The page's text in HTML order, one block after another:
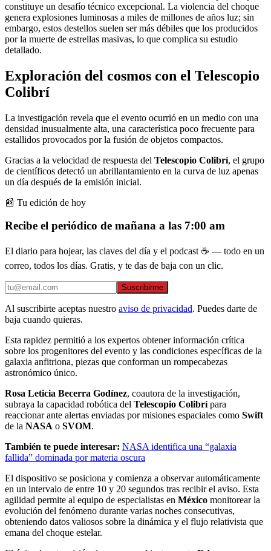
constituye un desafío técnico excepcional. La violencia del choque
genera explosiones luminosas a miles de millones de años luz; sin
embargo, estos destellos suelen ser más débiles que los producidos
por la muerte de estrellas masivas, lo que complica su estudio
detallado.
Exploración del cosmos con el Telescopio
Colibrí
La investigación revela que el evento ocurrió en un medio con una
densidad inusualmente alta, una característica poco frecuente para
estallidos provocados por la fusión de objetos compactos.
Gracias a la velocidad de respuesta del Telescopio Colibrí, el grupo
de científicos detectó un abrillantamiento en la curva de luz apenas
un día después de la emisión inicial.
📰 Tu edición de hoy
Recibe el periódico de mañana a las 7:00 am
El diario para hojear, las claves del día y el podcast ☕ — todo en un
correo, todos los días. Gratis, y te das de baja con un clic.
Suscribirme
Al suscribirte aceptas nuestro aviso de privacidad. Puedes darte de
baja cuando quieras.
Esta rapidez permitió a los expertos obtener información crítica
sobre los progenitores del evento y las condiciones específicas de la
galaxia anfitriona, piezas que conforman un rompecabezas
astronómico único.
Rosa Leticia Becerra Godínez, coautora de la investigación,
subraya la capacidad robótica del Telescopio Colibrípara
reaccionar ante alertas enviadas por misiones espaciales como Swift
de la NASA o SVOM.
También te puede interesar: NASA identifica una “galaxia
fallida” dominada por materia oscura
El dispositivo se posiciona y comienza a observar automáticamente
en un intervalo de entre 10 y 20 segundos tras recibir el aviso. Esta
agilidad permite al equipo de especialistas en México monitorear la
evolución del fenómeno durante varias noches consecutivas,
obteniendo datos valiosos sobre la dinámica y el flujo relativista que
emana del choque estelar.